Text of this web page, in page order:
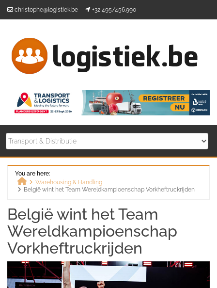
christophe@logistiek.be +32 495/456.990
You are here:
Home
Warehousing & Handling
België wint het Team Wereldkampioenschap Vorkheftruckrijden
België wint het Team
Wereldkampioenschap
Vorkheftruckrijden